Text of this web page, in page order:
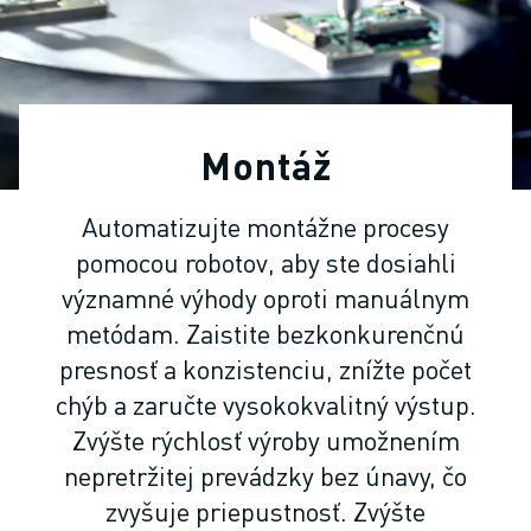
PRIEMYSELNÉ ROBOTY
KOLABORATÍVNE ROBOTY
ROZSAH ROBOTOV
OVLÁDAČE ROBOTOV - CONTROLLERY
PRÍSLUŠENSTVO K ROBOTOM
ROBOTICKÉ VZDELÁVACIE BUNKY
ROBOTICKÁ AUTOMATIZÁCIA
ROBOTY PRE OBLÚKOVÉ ZVÁRANIE
KĹBOVÉ ROBOTY
SÉRIA M-900
DELTA ROBOTY
POTRAVINÁRSKE ROBOTY A ROBOTY PRE ČISTÉ PRIESTORY
LAKOVACIE ROBOTY
PALETIZAČNÉ ROBOTY
Montáž
Automatizujte montážne procesy
pomocou robotov, aby ste dosiahli
významné výhody oproti manuálnym
metódam. Zaistite bezkonkurenčnú
presnosť a konzistenciu, znížte počet
chýb a zaručte vysokokvalitný výstup.
Zvýšte rýchlosť výroby umožnením
nepretržitej prevádzky bez únavy, čo
zvyšuje priepustnosť. Zvýšte